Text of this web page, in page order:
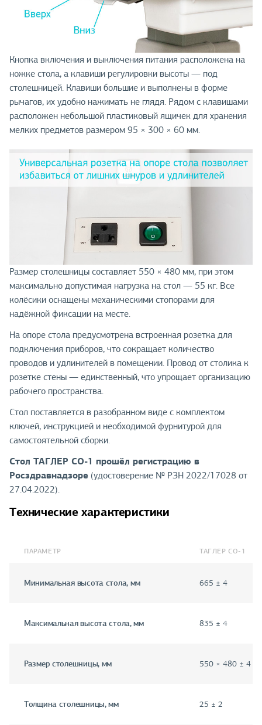
Кнопка включения и выключения питания расположена на
ножке стола, а клавиши регулировки высоты — под
столешницей. Клавиши большие и выполнены в форме
рычагов, их удобно нажимать не глядя. Рядом с клавишами
расположен небольшой пластиковый ящичек для хранения
мелких предметов размером 95 × 300 × 60 мм.
Размер столешницы составляет 550 × 480 мм, при этом
максимально допустимая нагрузка на стол — 55 кг. Все
колёсики оснащены механическими стопорами для
надёжной фиксации на месте.
На опоре стола предусмотрена встроенная розетка для
подключения приборов, что сокращает количество
проводов и удлинителей в помещении. Провод от столика к
розетке стены — единственный, что упрощает организацию
рабочего пространства.
Стол поставляется в разобранном виде с комплектом
ключей, инструкцией и необходимой фурнитурой для
самостоятельной сборки.
Стол ТАГЛЕР СО-1 прошёл регистрацию в
Росздравнадзоре (удостоверение № РЗН 2022/17028 от
27.04.2022).
Технические характеристики
ПАРАМЕТР ТАГЛЕР СО-1
Минимальная высота стола, мм 665 ± 4
Максимальная высота стола, мм 835 ± 4
Размер столешницы, мм 550 × 480 ± 4
Толщина столешницы, мм 25 ± 2